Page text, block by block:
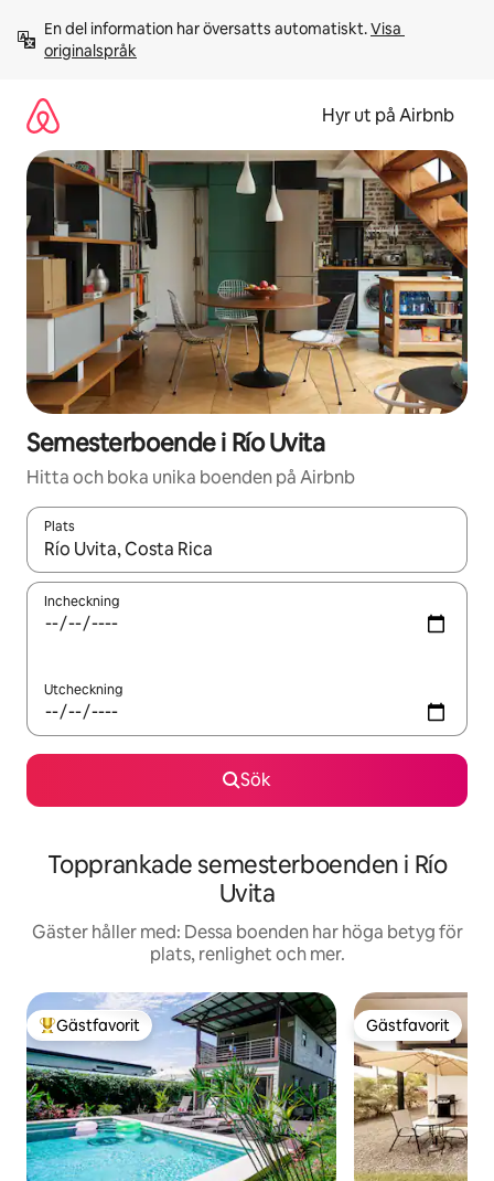
innehåll
En del information har översatts automatiskt. Visa
originalspråk
Hyr ut på Airbnb
Semesterboende i Río Uvita
Hitta och boka unika boenden på Airbnb
Plats
När resultaten är tillgängliga kan du navigera med upp- och
Incheckning
Utcheckning
Sök
Topprankade semesterboenden i Río
Uvita
Gäster håller med: Dessa boenden har höga betyg för
plats, renlighet och mer.
Populär gästfavorit
Gästfavorit Gästfavorit
Gästfavorit